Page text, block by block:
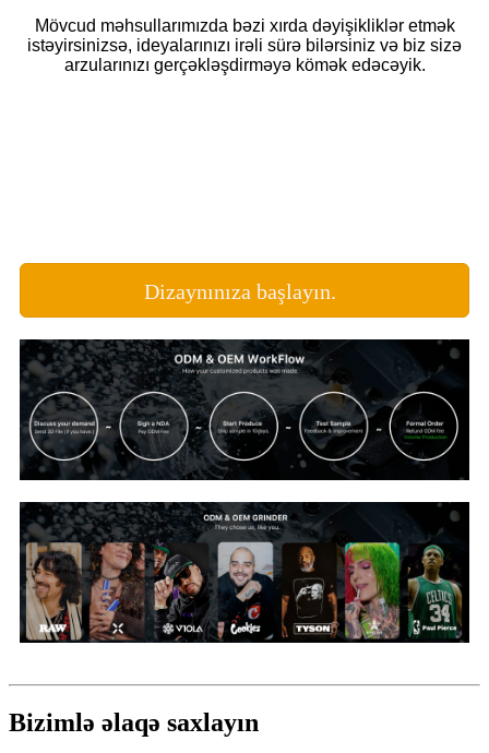
Mövcud məhsullarımızda bəzi xırda dəyişikliklər etmək
istəyirsinizsə, ideyalarınızı irəli sürə bilərsiniz və biz sizə
arzularınızı gerçəkləşdirməyə kömək edəcəyik.
Dizaynınıza başlayın.
Bizimlə əlaqə saxlayın